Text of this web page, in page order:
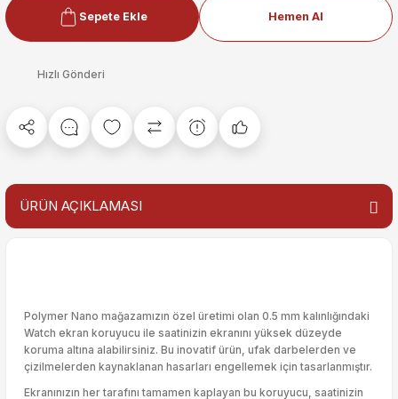
Sepete Ekle Hemen Al
Hızlı Gönderi
ÜRÜN AÇIKLAMASI
Polymer Nano mağazamızın özel üretimi olan 0.5 mm kalınlığındaki
Watch ekran koruyucu ile saatinizin ekranını yüksek düzeyde
koruma altına alabilirsiniz. Bu inovatif ürün, ufak darbelerden ve
çizilmelerden kaynaklanan hasarları engellemek için tasarlanmıştır.
Ekranınızın her tarafını tamamen kaplayan bu koruyucu, saatinizin